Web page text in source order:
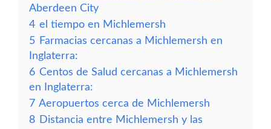
Aberdeen City
4 el tiempo en Michlemersh
5 Farmacias cercanas a Michlemersh en
Inglaterra:
6 Centos de Salud cercanas a Michlemersh
en Inglaterra:
7 Aeropuertos cerca de Michlemersh
8 Distancia entre Michlemersh y las